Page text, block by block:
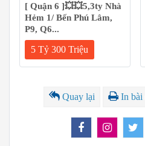
[ Quận 6 ]💥💥5,3ty Nhà
Hẻm 1/ Bến Phú Lâm,
P9, Q6...
5 Tỷ 300 Triệu
Quay lại In bài